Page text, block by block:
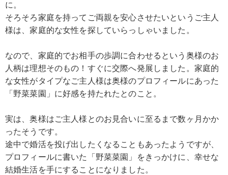
に。
そろそろ家庭を持ってご両親を安心させたいというご主人
様は、家庭的な女性を探していらっしゃいました。
なので、家庭的でお相手の歩調に合わせるという奥様のお
人柄は理想そのもの！すぐに交際へ発展しました。家庭的
な女性がタイプなご主人様は奥様のプロフィールにあった
「野菜菜園」に好感を持たれたとのこと。
実は、奥様はご主人様とのお見合いに至るまで数ヶ月かか
ったそうです。
途中で婚活を投げ出したくなることもあったようですが、
プロフィールに書いた「野菜菜園」をきっかけに、幸せな
結婚生活を手にすることになりました。